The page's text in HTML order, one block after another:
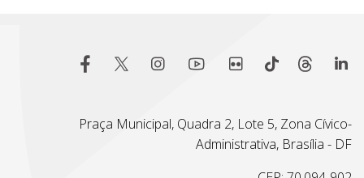
Praça Municipal, Quadra 2, Lote 5, Zona Cívico-
Administrativa, Brasília - DF